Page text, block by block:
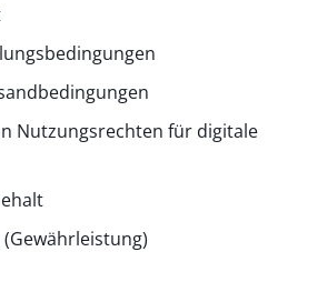
Nutzungsrechten für digitale